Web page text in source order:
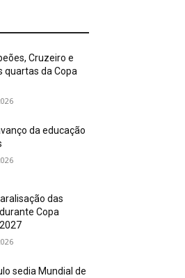
Cruzeiro e
quartas da Copa
da educação
das
Copa
sedia Mundial de